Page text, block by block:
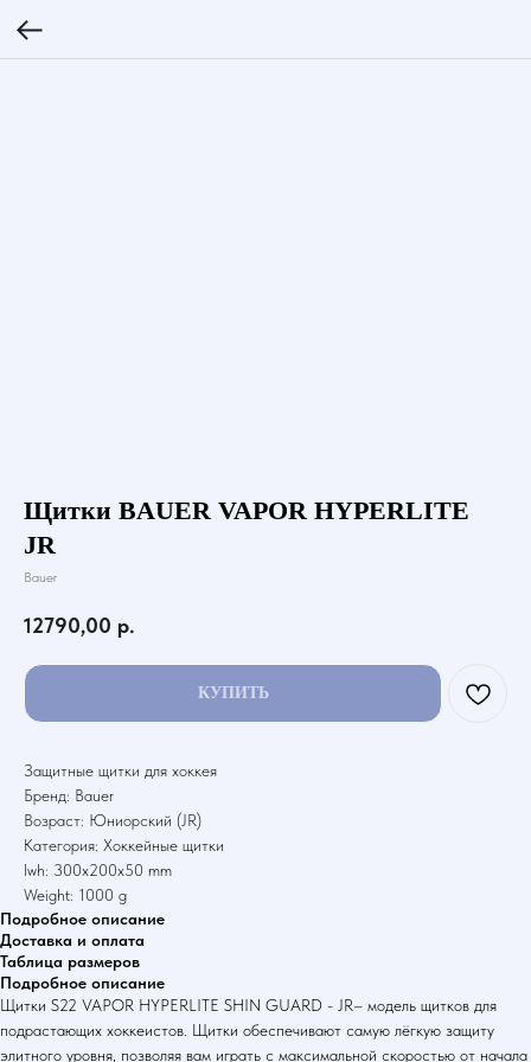
Щитки BAUER VAPOR HYPERLITE
JR
Bauer
12790,00 р.
КУПИТЬ
Защитные щитки для хоккея
Бренд: Bauer
Возраст: Юниорский (JR)
Категория: Хоккейные щитки
lwh: 300x200x50 mm
Weight: 1000 g
Подробное описание
Доставка и оплата
Таблица размеров
Подробное описание
Щитки S22 VAPOR HYPERLITE SHIN GUARD - JR– модель щитков для
подрастающих хоккеистов. Щитки обеспечивают самую лёгкую защиту
элитного уровня, позволяя вам играть с максимальной скоростью от начала